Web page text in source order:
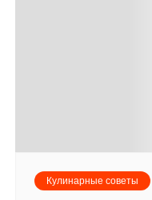
Кулинарные советы